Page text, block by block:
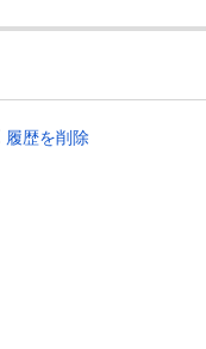
履歴を削除